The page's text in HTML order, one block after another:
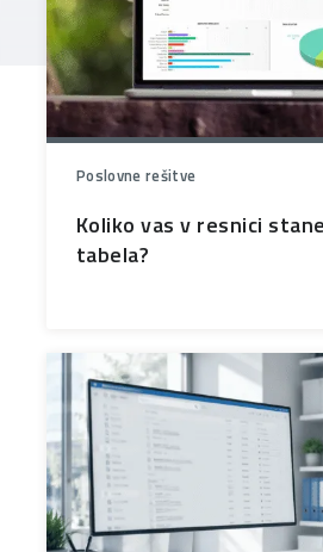
Poslovne rešitve
Koliko vas v resnici
tabela?